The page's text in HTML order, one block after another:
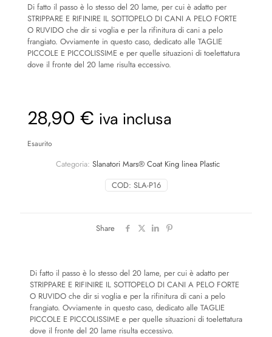
Di fatto il passo è lo stesso del 20 lame, per cui è adatto per
STRIPPARE E RIFINIRE IL SOTTOPELO DI CANI A PELO FORTE
O RUVIDO che dir si voglia e per la rifinitura di cani a pelo
frangiato. Ovviamente in questo caso, dedicato alle TAGLIE
PICCOLE E PICCOLISSIME e per quelle situazioni di toelettatura
dove il fronte del 20 lame risulta eccessivo.
28,90 € iva inclusa
Esaurito
COD: SLA-P16
Categoria: Slanatori Mars® Coat King linea Plastic
Share
Di fatto il passo è lo stesso del 20 lame, per cui è adatto per
STRIPPARE E RIFINIRE IL SOTTOPELO DI CANI A PELO FORTE
O RUVIDO che dir si voglia e per la rifinitura di cani a pelo
frangiato. Ovviamente in questo caso, dedicato alle TAGLIE
PICCOLE E PICCOLISSIME e per quelle situazioni di toelettatura
dove il fronte del 20 lame risulta eccessivo.